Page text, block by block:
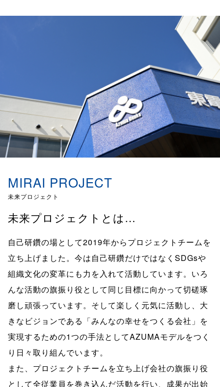
MIRAI PROJECT
未来プロジェクト
未来プロジェクトとは…
自己研鑽の場として2019年からプロジェクトチームを
立ち上げました。今は自己研鑽だけではなくSDGsや
組織文化の変革にも力を入れて活動しています。いろ
んな活動の旗振り役として同じ目標に向かって切磋琢
磨し頑張っています。そして楽しく元気に活動し、大
きなビジョンである「みんなの幸せをつくる会社」を
実現するための1つの手法としてAZUMAモデルをつく
り日々取り組んでいます。
また、プロジェクトチームを立ち上げ会社の旗振り役
として全従業員を巻き込んだ活動を行い、成果が出始